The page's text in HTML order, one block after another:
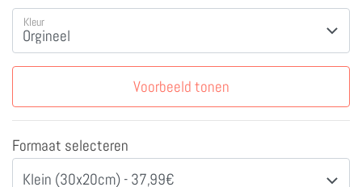
Kleur
Voorbeeld tonen
Formaat selecteren
Klein (30x20cm) - 37,99€